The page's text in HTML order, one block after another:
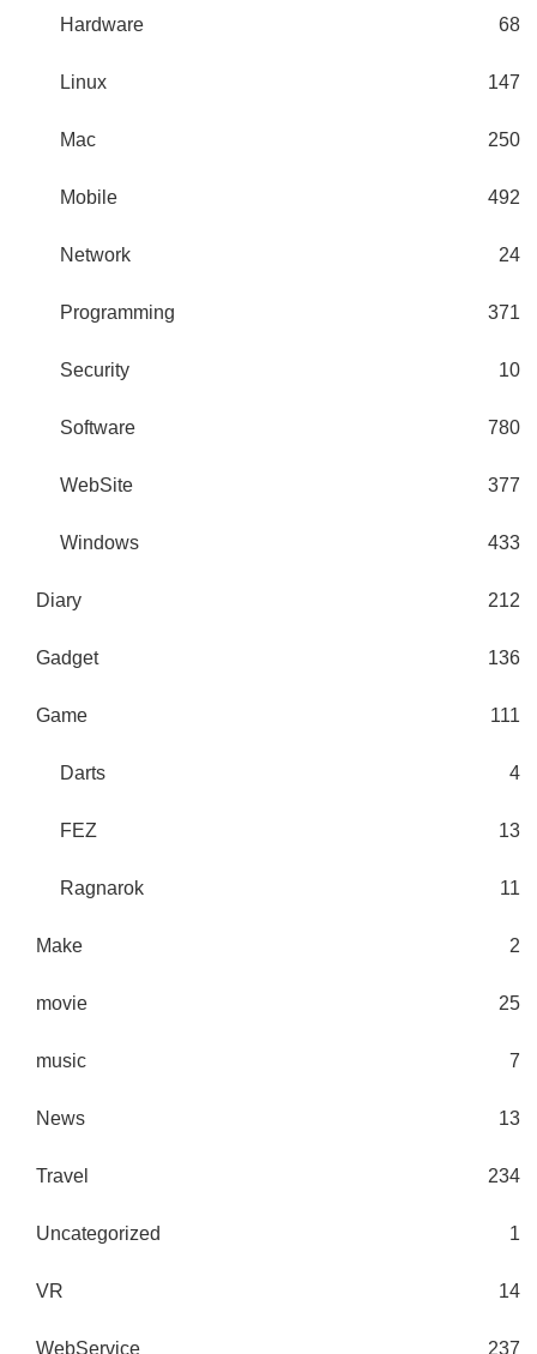
Hardware 68
Linux 147
Mac 250
Mobile 492
Network 24
Programming 371
Security 10
Software 780
WebSite 377
Windows 433
Diary 212
Gadget 136
Game 111
Darts 4
FEZ 13
Ragnarok 11
Make 2
movie 25
music 7
News 13
Travel 234
Uncategorized 1
VR 14
WebService 237